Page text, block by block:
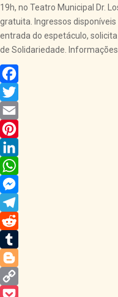
19h, no Teatro Municipal Dr.
gratuita. Ingressos
entrada do espetáculo,
de Solidariedade.
Facebook
Twitter
Email
Pinterest
LinkedIn
WhatsApp
Messenger
Telegram
Reddit
Tumblr
Blogger
Copy